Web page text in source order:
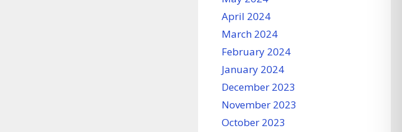
April 2024
March 2024
February 2024
January 2024
December 2023
November 2023
October 2023